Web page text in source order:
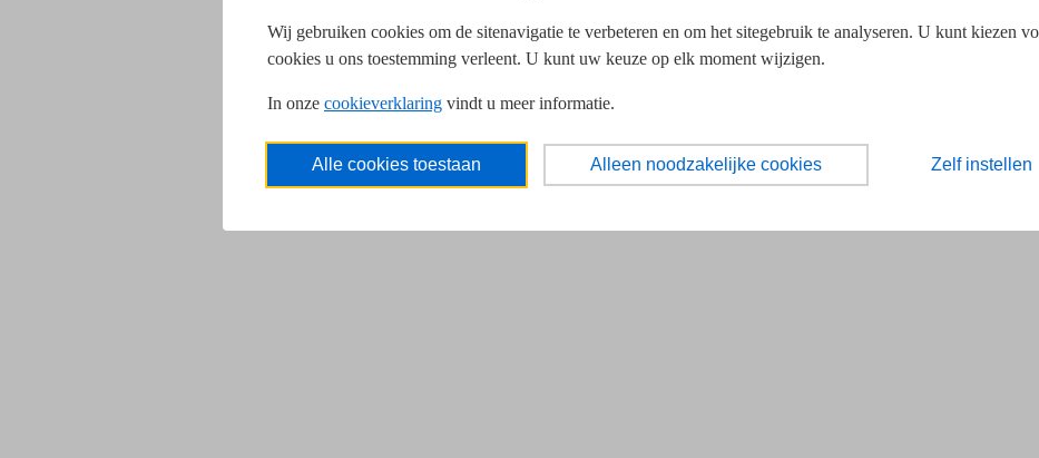
Wij gebruiken cookies om de sitenavigatie te verbeteren en om het sitegebruik te analyseren. U kunt kiezen
cookies u ons toestemming verleent. U kunt uw keuze op elk moment wijzigen.
In onze cookieverklaring vindt u meer informatie.
Alle cookies toestaan Alleen noodzakelijke cookies Zelf instellen